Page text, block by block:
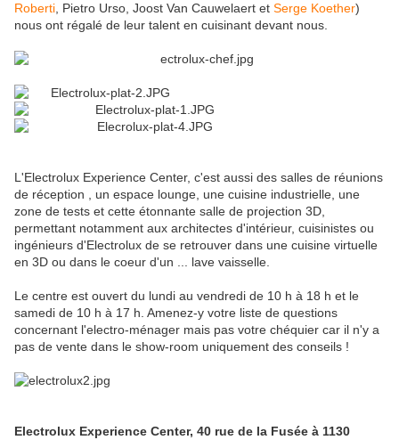
Roberti , Pietro Urso, Joost Van Cauwelaert et Serge Koether)
nous ont régalé de leur talent en cuisinant devant nous.
L'Electrolux Experience Center, c'est aussi des salles de réunions
de réception , un espace lounge, une cuisine industrielle, une
zone de tests et cette étonnante salle de projection 3D,
permettant notamment aux architectes d'intérieur, cuisinistes ou
ingénieurs d'Electrolux de se retrouver dans une cuisine virtuelle
en 3D ou dans le coeur d'un ... lave vaisselle.
Le centre est ouvert du lundi au vendredi de 10 h à 18 h et le
samedi de 10 h à 17 h. Amenez-y votre liste de questions
concernant l'electro-ménager mais pas votre chéquier car il n'y a
pas de vente dans le show-room uniquement des conseils !
Electrolux Experience Center, 40 rue de la Fusée à 1130